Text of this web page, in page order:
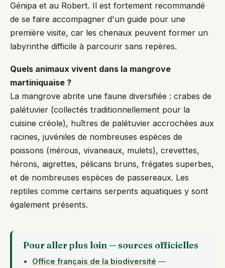
Génipa et au Robert. Il est fortement recommandé
de se faire accompagner d'un guide pour une
première visite, car les chenaux peuvent former un
labyrinthe difficile à parcourir sans repères.
Quels animaux vivent dans la mangrove
martiniquaise ?
La mangrove abrite une faune diversifiée : crabes de
palétuvier (collectés traditionnellement pour la
cuisine créole), huîtres de palétuvier accrochées aux
racines, juvéniles de nombreuses espèces de
poissons (mérous, vivaneaux, mulets), crevettes,
hérons, aigrettes, pélicans bruns, frégates superbes,
et de nombreuses espèces de passereaux. Les
reptiles comme certains serpents aquatiques y sont
également présents.
Pour aller plus loin — sources officielles
Office français de la biodiversité —